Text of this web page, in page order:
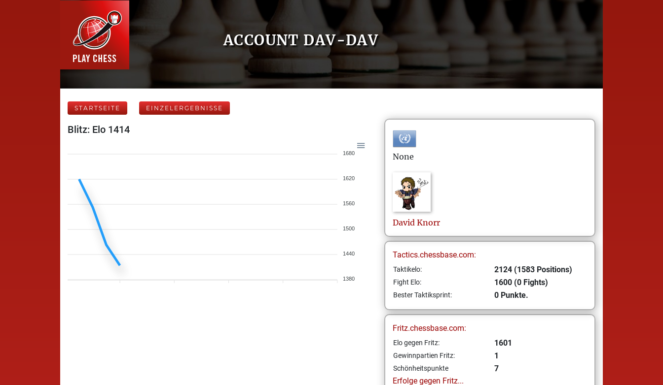
ACCOUNT DAV-DAV
STARTSEITE EINZELERGEBNISSE
Blitz: Elo 1414
1680
1620
1560
1500
1440
1380
None
David Knorr
Tactics.chessbase.com:
Taktikelo: 2124 (1583 Positions)
Fight Elo: 1600 (0 Fights)
Bester Taktiksprint: 0 Punkte.
Fritz.chessbase.com:
Elo gegen Fritz: 1601
Gewinnpartien Fritz: 1
Schönheitspunkte
7
Erfolge gegen Fritz...